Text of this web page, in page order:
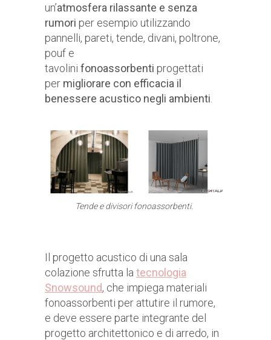
un’atmosfera rilassante e senza
rumori per esempio utilizzando
pannelli, pareti, tende, divani, poltrone,
pouf e
tavolini fonoassorbenti progettati
per migliorare con efficacia il
benessere acustico negli ambienti
Tende e divisori fonoassorbenti.
Il progetto acustico di una sala
colazione sfrutta la tecnologia
Snowsound, che impiega materiali
fonoassorbenti per attutire il rumore,
e deve essere parte integrante del
progetto architettonico e di arredo, in